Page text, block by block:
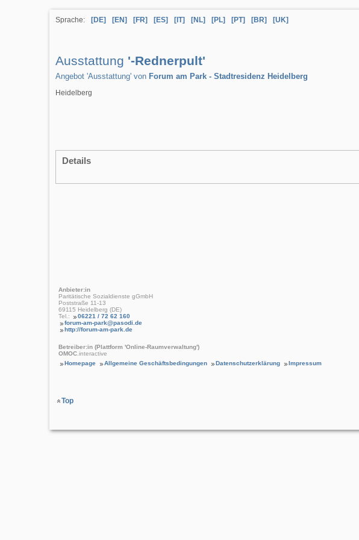
Sprache: [DE] [EN] [FR] [ES] [IT] [NL] [PL] [PT] [BR] [UK]
Ausstattung '-Rednerpult'
Angebot 'Ausstattung' von Forum am Park - Stadtresidenz Heidelberg
Heidelberg
Details
Anbieter:in
Paritätische Sozialdienste gGmbH
Poststraße 11-13
69115 Heidelberg (DE)
Tel.:
06221 / 72 62 160
forum-am-park@pasodi.de
http://forum-am-park.de
Betreiber:in (Plattform 'Online-Raumverwaltung')
OMOC .interactive
Homepage
Allgemeine Geschäftsbedingungen Datenschutzerklärung Impressum
Top